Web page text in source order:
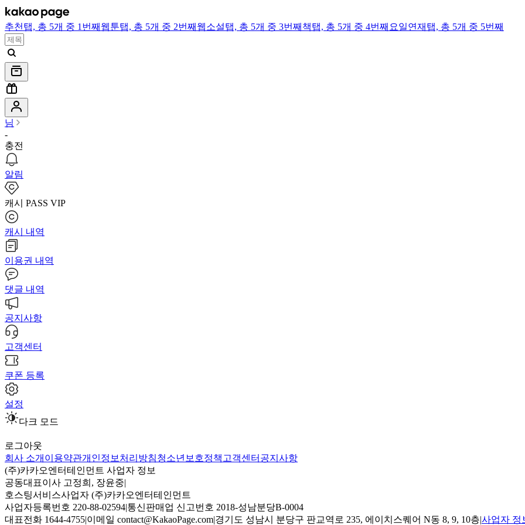
추천 탭, 총 5개 중 1번째 웹툰탭, 총 5개 중 2번째 웹소설탭, 총 5개 중 3번째 책탭, 총 5개 중 4번째 요일연재 탭, 총 5개 중 5번째
님
-
충전
알림
캐시 PASS VIP
캐시 내역
이용권 내역
댓글 내역
공지사항
고객센터
쿠폰 등록
설정
다크 모드
로그아웃
회사 소개 이용약관개인정보처리방침청소년보호정책 고객센터 공지사항
(주)카카오엔터테인먼트 사업자 정보
공동대표이사 고정희, 장윤중|
호스팅서비스사업자 (주)카카오엔터테인먼트
사업자등록번호 220-88-02594|통신판매업 신고번호 2018-성남분당B-0004
대표전화 1644-4755|이메일 contact@KakaoPage.com|경기도 성남시 분당구 판교역로 235, 에이치스퀘어 N동 8, 9, 10층|사업자 정